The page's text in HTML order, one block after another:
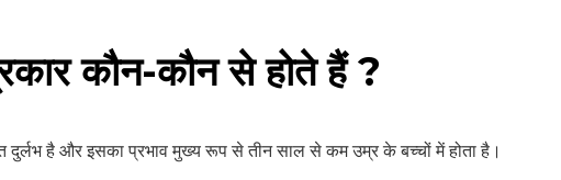
कौन-कौन से होते हैं ?
है और इसका प्रभाव मुख्य रूप से तीन साल से कम उम्र के बच्चों में होता है।